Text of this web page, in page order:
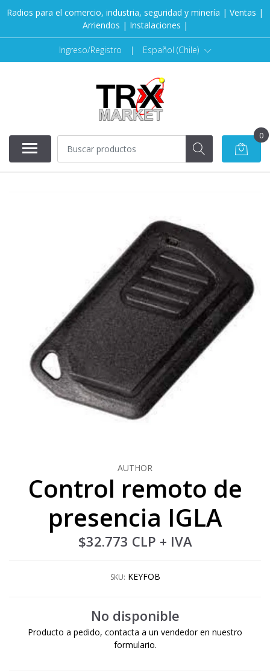
Radios para el comercio, industria, seguridad y minería | Ventas |
Arriendos | Instalaciones |
Ingreso/Registro | Español (Chile)
0
AUTHOR
Control remoto de
presencia IGLA
$32.773 CLP + IVA
SKU: KEYFOB
No disponible
Producto a pedido, contacta a un vendedor en nuestro
formulario.